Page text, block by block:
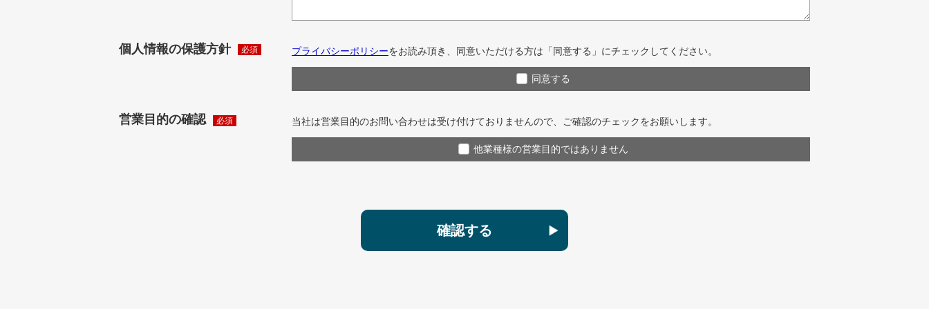
個人情報の保護方針 プライバシーポリシーをお読み頂き、同意いただける方は「同意する」にチェックしてください。
同意する
営業目的の確認 当社は営業目的のお問い合わせは受け付けておりませんので、ご確認のチェックをお願いします。
他業種様の営業目的ではありません